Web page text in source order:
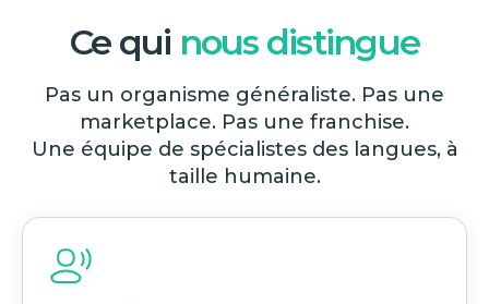
Ce qui nous distingue
Pas un organisme généraliste. Pas une
marketplace. Pas une franchise.
Une équipe de spécialistes des langues, à
taille humaine.